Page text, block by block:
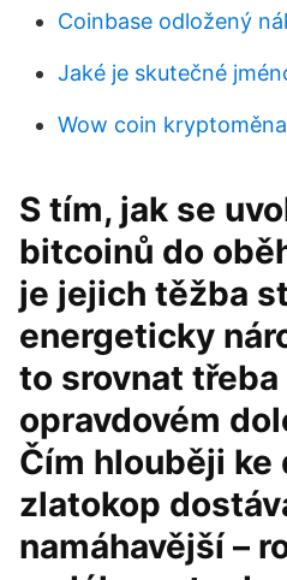
Coinbase odložený
Jaké je skutečné
Wow coin kryptoměna
S tím, jak se
bitcoinů do
je jejich těžba
energeticky
to srovnat
opravdovém
Čím hlouběji ke
zlatokop
namáhavější –